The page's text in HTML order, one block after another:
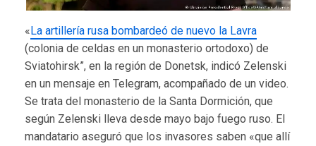
«La artillería rusa bombardeó de nuevo la Lavra
(colonia de celdas en un monasterio ortodoxo) de
Sviatohirsk”, en la región de Donetsk, indicó Zelenski
en un mensaje en Telegram, acompañado de un video.
Se trata del monasterio de la Santa Dormición, que
según Zelenski lleva desde mayo bajo fuego ruso. El
mandatario aseguró que los invasores saben «que allí